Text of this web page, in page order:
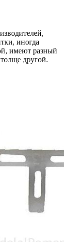
иногда
имеют разный
другой.